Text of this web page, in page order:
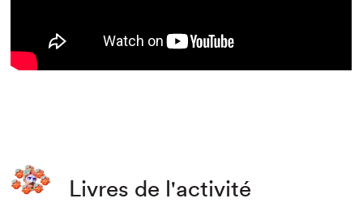
Livres de l'activité